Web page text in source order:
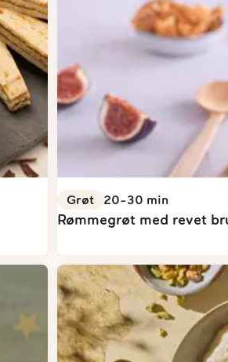
Grøt 20-30 min
Rømmegrøt med revet